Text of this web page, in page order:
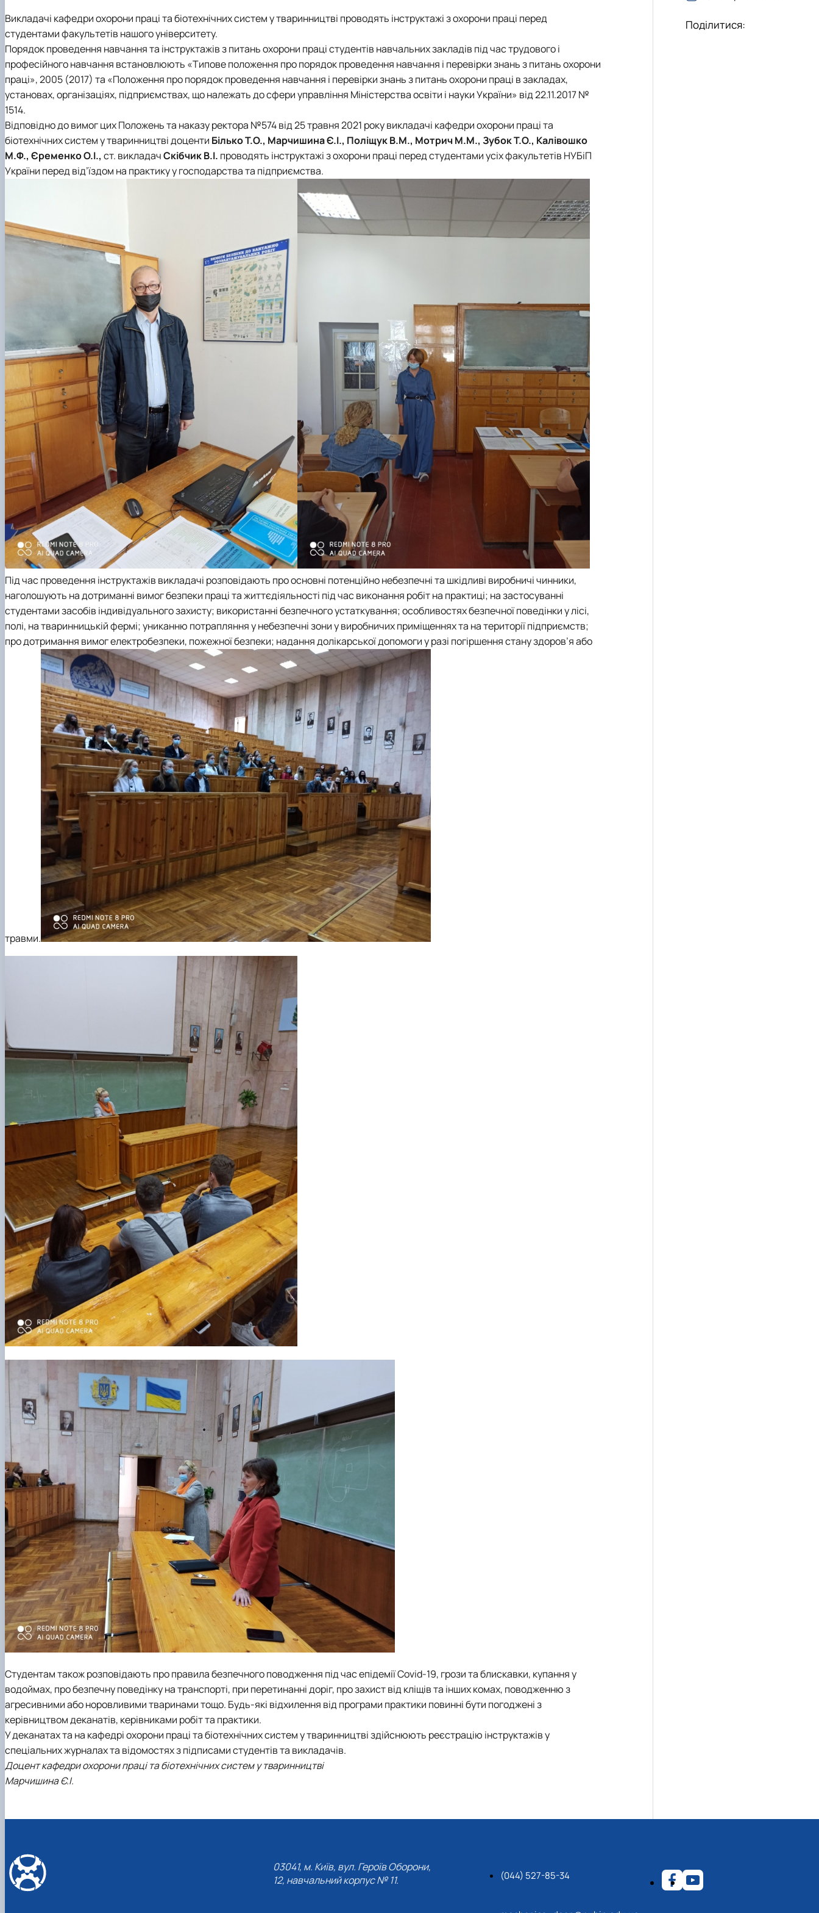
Матеріально-технічна база факультету
Скринька довіри
Викладачі кафедри охорони праці та біотехнічних систем у тваринництві проводять інструктажі з охорони праці перед
студентами факультетів нашого університету.
Порядок проведення навчання та інструктажів з питань охорони праці студентів навчальних закладів під час трудового і
професійного навчання встановлюють «Типове положення про порядок проведення навчання і перевірки знань з питань охорони
праці», 2005 (2017) та «Положення про порядок проведення навчання і перевірки знань з питань охорони праці в закладах,
установах, організаціях, підприємствах, що належать до сфери управління Міністерства освіти і науки України» від 22.11.2017 №
1514.
Відповідно до вимог цих Положень та наказу ректора №574 від 25 травня 2021 року викладачі кафедри охорони праці та
біотехнічних систем у тваринництві доценти Білько Т.О., Марчишина Є.І., Поліщук В.М., Мотрич М.М., Зубок Т.О., Калівошко
М.Ф., Єременко О.І., ст. викладачСкібчик В.І. проводять інструктажі з охорони праці перед студентами усіх факультетів НУБіП
України перед від’їздом на практику у господарства та підприємства.
Під час проведення інструктажів викладачі розповідають про основні потенційно небезпечні та шкідливі виробничі чинники,
наголошують на дотриманні вимог безпеки праці та життєдіяльності під час виконання робіт на практиці; на застосуванні
студентами засобів індивідуального захисту; використанні безпечного устаткування; особливостях безпечної поведінки у лісі,
полі, на тваринницькій фермі; униканню потрапляння у небезпечні зони у виробничих приміщеннях та на території підприємств;
про дотримання вимог електробезпеки, пожежної безпеки; надання долікарської допомоги у разі погіршення стану здоров’я або
травми.
Студентам також розповідають про правила безпечного поводження під час епідемії Covid-19, грози та блискавки, купання у
водоймах, про безпечну поведінку на транспорті, при перетинанні доріг, про захист від кліщів та інших комах, поводженню з
агресивними або норовливими тваринами тощо. Будь-які відхилення від програми практики повинні бути погоджені з
керівництвом деканатів, керівниками робіт та практики.
У деканатах та на кафедрі охорони праці та біотехнічних систем у тваринництві здійснюють реєстрацію інструктажів у
спеціальних журналах та відомостях з підписами студентів та викладачів.
Доцент кафедри охорони праці та біотехнічних систем у тваринництві
Марчишина Є.І.
Поділитися:
03041, м. Київ, вул. Героїв Оборони,
12, навчальний корпус № 11.
(044) 527-85-34